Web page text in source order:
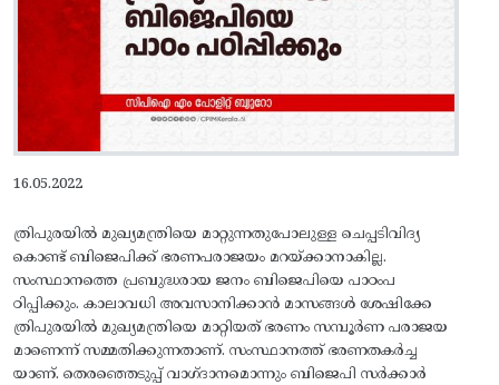
16.05.2022
ത്രിപുരയിൽ മുഖ്യമന്ത്രിയെ മാറ്റുന്നതുപോലുള്ള ചെപ്പടിവിദ്യ
കൊണ്ട്‌ ബിജെപിക്ക്‌ ഭരണപരാജയം മറയ്‌ക്കാനാകില്ല.
സംസ്ഥാനത്തെ പ്രബുദ്ധരായ ജനം ബിജെപിയെ പാഠംപ
ഠിപ്പിക്കും. കാലാവധി അവസാനിക്കാൻ മാസങ്ങൾ ശേഷിക്കേ
ത്രിപുരയിൽ മുഖ്യമന്ത്രിയെ മാറ്റിയത്‌ ഭരണം സമ്പൂർണ പരാജയ
മാണെന്ന്‌ സമ്മതിക്കുന്നതാണ്‌. സംസ്ഥാനത്ത്‌ ഭരണതകർച്ച
യാണ്‌. തെരഞ്ഞെടുപ്പ്‌ വാഗ്‌ദാനമൊന്നും ബിജെപി സർക്കാർ